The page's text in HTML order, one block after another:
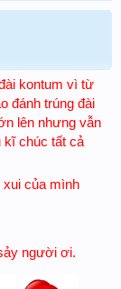
kontum vì từ
đánh trúng đài
lên nhưng vẫn
kĩ chúc tất cả
xui của mình
người ơi.